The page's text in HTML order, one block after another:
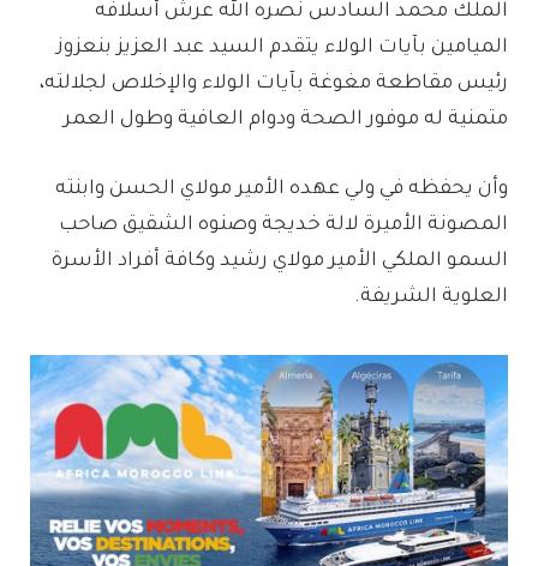
الملك محمد السادس نصره الله عرش أسلافه
الميامين بآيات الولاء يتقدم السيد عبد العزيز بنعزوز
رئيس مقاطعة مغوغة بآيات الولاء والإخلاص لجلالته،
متمنية له موفور الصحة ودوام العافية وطول العمر
وأن يحفظه في ولي عهده الأمير مولاي الحسن وابنته
المصونة الأميرة لالة خديجة وصنوه الشقيق صاحب
السمو الملكي الأمير مولاي رشيد وكافة أفراد الأسرة
العلوية الشريفة.